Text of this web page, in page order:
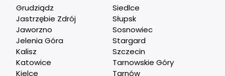
Grudziądz
Jastrzębie Zdrój
Jaworzno
Jelenia Góra
Kalisz
Katowice
Kielce
Siedlce
Słupsk
Sosnowiec
Stargard
Szczecin
Tarnowskie Góry
Tarnów